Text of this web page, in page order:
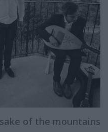
of the mountains